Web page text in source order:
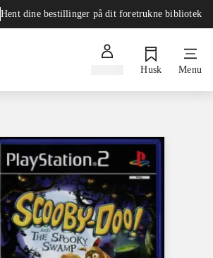
Hent dine bestillinger på dit foretrukne bibliotek
Husk Menu